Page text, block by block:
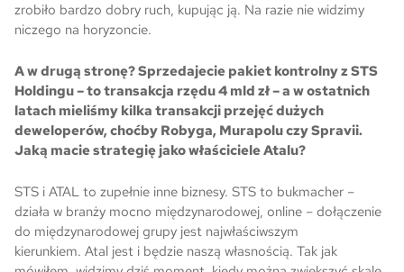
zrobiło bardzo dobry ruch, kupując ją. Na razie nie widzimy
niczego na horyzoncie.
A w drugą stronę? Sprzedajecie pakiet kontrolny z STS
Holdingu – to transakcja rzędu 4 mld zł – a w ostatnich
latach mieliśmy kilka transakcji przejęć dużych
deweloperów, choćby Robyga, Murapolu czy Spravii.
Jaką macie strategię jako właściciele Atalu?
STS i ATAL to zupełnie inne biznesy. STS to bukmacher –
działa w branży mocno międzynarodowej, online – dołączenie
do międzynarodowej grupy jest najwłaściwszym
kierunkiem. Atal jest i będzie naszą własnością. Tak jak